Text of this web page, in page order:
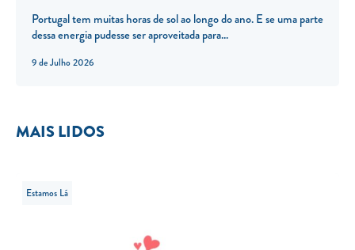
9 de Julho 2026
Portugal tem muitas horas de sol ao longo do ano. E se uma parte
dessa energia pudesse ser aproveitada para...
MAIS LIDOS
Estamos Lá